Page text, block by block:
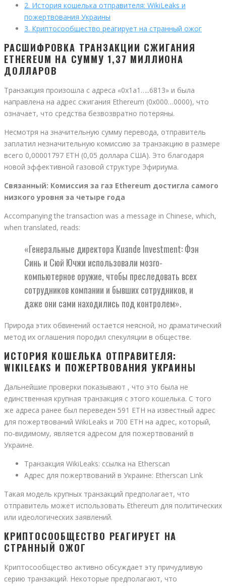
2. История кошелька отправителя: WikiLeaks и
пожертвования Украины
3. Криптосообщество реагирует на странный ожог
РАСШИФРОВКА ТРАНЗАКЦИИ СЖИГАНИЯ
ETHEREUM НА СУММУ 1,37 МИЛЛИОНА
ДОЛЛАРОВ
Транзакция произошла с адреса «0x1a1…..6813» и была
направлена ​​на адрес сжигания Ethereum (0x000…0000), что
означает, что средства безвозвратно потеряны.
Несмотря на значительную сумму перевода, отправитель
заплатил незначительную комиссию за транзакцию в размере
всего 0,00001797 ETH (0,05 доллара США). Это благодаря
новой эффективной газовой структуре Эфириума.
Связанный: Комиссия за газ Ethereum достигла самого
низкого уровня за четыре года
Accompanying the transaction was a message in Chinese, which,
when translated, reads:
«Генеральные директора Kuande Investment: Фэн
Синь и Сюй Ючжи использовали мозго-
компьютерное оружие, чтобы преследовать всех
сотрудников компании и бывших сотрудников, и
даже они сами находились под контролем».
Природа этих обвинений остается неясной, но драматический
метод их оглашения породил спекуляции в обществе.
ИСТОРИЯ КОШЕЛЬКА ОТПРАВИТЕЛЯ:
WIKILEAKS И ПОЖЕРТВОВАНИЯ УКРАИНЫ
Дальнейшие проверки показывают , что это была не
единственная крупная транзакция с этого кошелька. С того
же адреса ранее был переведен 591 ETH на известный адрес
для пожертвований WikiLeaks и 700 ETH на адрес, который,
по-видимому, является адресом для пожертвований в
Украине.
Транзакция WikiLeaks: ссылка на Etherscan
Адрес для пожертвований в Украине: Etherscan Link
Такая модель крупных транзакций предполагает, что
отправитель может использовать Ethereum для политических
или идеологических заявлений.
КРИПТОСООБЩЕСТВО РЕАГИРУЕТ НА
СТРАННЫЙ ОЖОГ
Криптосообщество активно обсуждает эту причудливую
серию транзакций. Некоторые предполагают, что